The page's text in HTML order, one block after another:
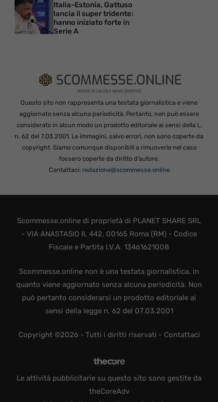
Italia-Estonia, Gattuso
lancia il super tridente:
hanno iniziato forte in
Serie A
Questo sito non rappresenta una testata giornalistica e viene
aggiornato senza alcuna periodicità. Pertanto, non può essere
considerato in alcun modo un prodotto editoriale ai sensi della L.
n. 62 del 7.03.2001. Le immagini, salvo errori, non sono coperte da
copyright. Siamo comunque disponibili a rimuoverle nel caso
fossero coperte da diritto d’autore.
Contattaci: redazione@scommesse.online
Scommesse.online di proprietà di PLANET SHARE SRL
- VIA ANASTASIO II, 442, 00165 Roma (RM) - Codice
Fiscale e Partita I.V.A. 13461621008
Scommesse.online non è una testata giornalistica, in
quanto viene aggiornato senza alcuna periodicità. Non
può pertanto considerarsi un prodotto editoriale ai
sensi della legge n. 62 del 07.03.2001
Copyright ©2026 - Tutti i diritti riservati - Contattaci
Le attività pubblicitarie su questo sito sono gestite da
theCoreAdv